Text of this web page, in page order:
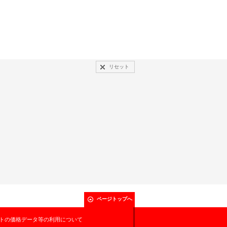
リセット
ページトップへ
の価格データ等の利用について